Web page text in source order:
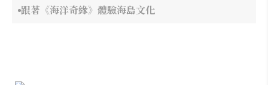
跟著《海洋奇緣》體驗海島文化